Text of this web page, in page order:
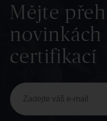
Mějte
novinkách
certifikací